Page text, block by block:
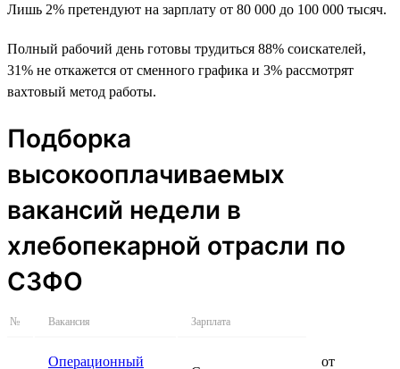
Лишь 2% претендуют на зарплату от 80 000 до 100 000 тысяч.
Полный рабочий день готовы трудиться 88% соискателей,
31% не откажется от сменного графика и 3% рассмотрят
вахтовый метод работы.
Подборка
высокооплачиваемых
вакансий недели в
хлебопекарной отрасли по
СЗФО
№ Вакансия Зарплата
Операционный
от